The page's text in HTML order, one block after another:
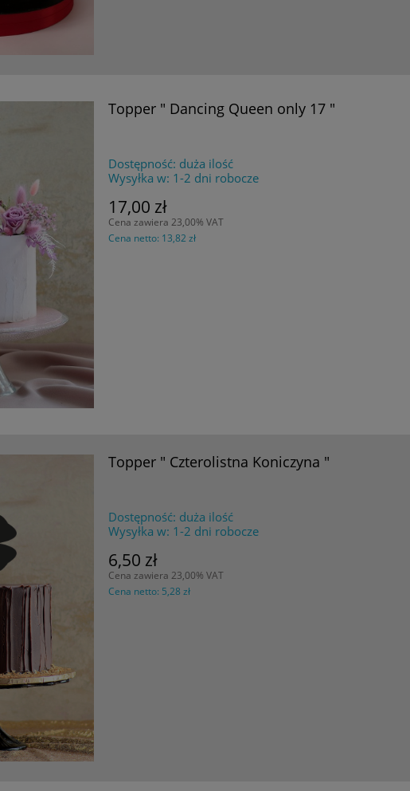
Topper " Dancing Queen only 17 "
Dostępność: duża ilość
Wysyłka w: 1-2 dni robocze
17,00 zł
Cena zawiera 23,00% VAT
Cena netto: 13,82 zł
Topper " Czterolistna Koniczyna "
Dostępność: duża ilość
Wysyłka w: 1-2 dni robocze
6,50 zł
Cena zawiera 23,00% VAT
Cena netto: 5,28 zł